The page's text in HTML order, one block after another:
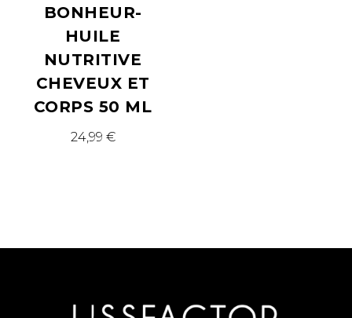
BONHEUR-
HUILE
NUTRITIVE
CHEVEUX ET
CORPS 50 ML
24,99 €